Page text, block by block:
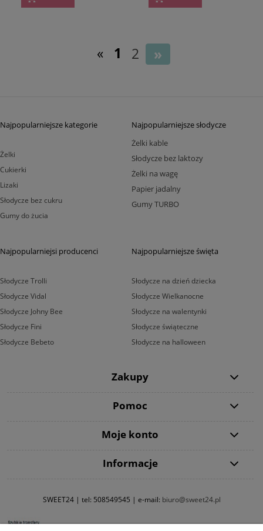
« 1 2 »
Najpopularniejsze kategorie
Żelki
Cukierki
Lizaki
Słodycze bez cukru
Gumy do żucia
Najpopularniejsze słodycze
Żelki kable
Słodycze bez laktozy
Żelki na wagę
Papier jadalny
Gumy TURBO
Najpopularniejsi producenci
Słodycze Trolli
Słodycze Vidal
Słodycze Johny Bee
Słodycze Fini
Słodycze Bebeto
Najpopularniejsze święta
Słodycze na dzień dziecka
Słodycze Wielkanocne
Słodycze na walentynki
Słodycze świąteczne
Słodycze na halloween
Zakupy
Pomoc
Moje konto
Informacje
SWEET24 | tel: 508549545 | e-mail: biuro@sweet24.pl